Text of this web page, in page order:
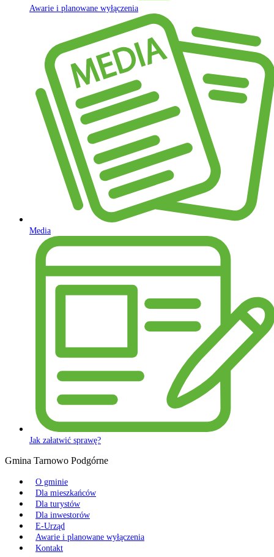
Awarie i planowane wyłączenia
Media
Jak załatwić sprawę?
Gmina Tarnowo Podgórne
O gminie
Dla mieszkańców
Dla turystów
Dla inwestorów
E-Urząd
Awarie i planowane wyłączenia
Kontakt